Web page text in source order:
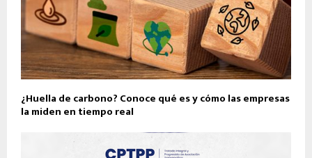
¿Huella de carbono? Conoce qué es y cómo las empresas
la miden en tiempo real